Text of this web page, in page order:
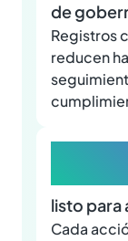
de
Registros
reducen
listo
Cada